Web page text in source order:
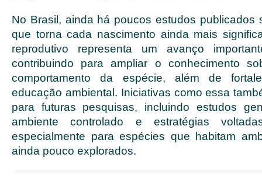
No Brasil, ainda há poucos estudos publicados
que torna cada nascimento ainda mais
reprodutivo representa um avanço
contribuindo para ampliar o conhecimento
comportamento da espécie, além de
educação ambiental. Iniciativas como essa
para futuras pesquisas, incluindo estudos
ambiente controlado e estratégias
especialmente para espécies que habitam
ainda pouco explorados.